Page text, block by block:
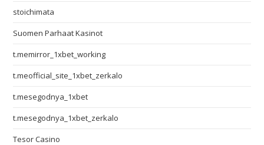
stoichimata
Suomen Parhaat Kasinot
t.memirror_1xbet_working
t.meofficial_site_1xbet_zerkalo
t.mesegodnya_1xbet
t.mesegodnya_1xbet_zerkalo
Tesor Casino